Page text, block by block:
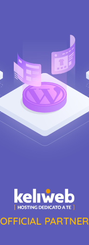
OFFICIAL PARTNER